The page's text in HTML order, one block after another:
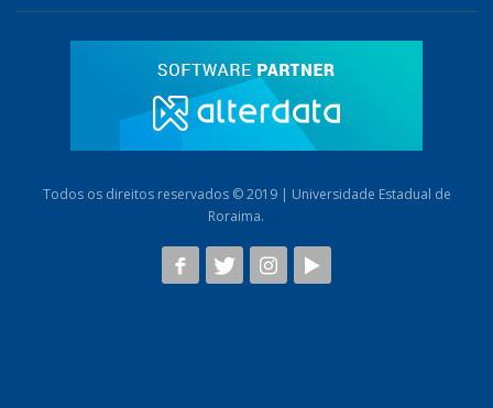
Todos os direitos reservados © 2019 | Universidade Estadual de
Roraima.